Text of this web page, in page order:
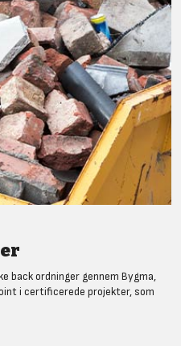
back ordninger gennem Bygma,
i certificerede projekter, som